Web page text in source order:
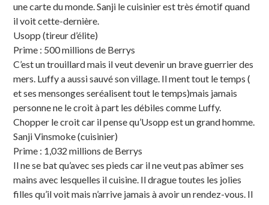
une carte du monde. Sanji le cuisinier est très émotif quand
il voit cette-dernière.
Usopp (tireur d’élite)
Prime : 500 millions de Berrys
C’est un trouillard mais il veut devenir un brave guerrier des
mers. Luffy a aussi sauvé son village. Il ment tout le temps (
et ses mensonges seréalisent tout le temps)mais jamais
personne ne le croit à part les débiles comme Luffy.
Chopper le croit car il pense qu’Usopp est un grand homme.
Sanji Vinsmoke (cuisinier)
Prime : 1,032 millions de Berrys
Il ne se bat qu’avec ses pieds car il ne veut pas abîmer ses
mains avec lesquelles il cuisine. Il drague toutes les jolies
filles qu’il voit mais n’arrive jamais à avoir un rendez-vous. Il